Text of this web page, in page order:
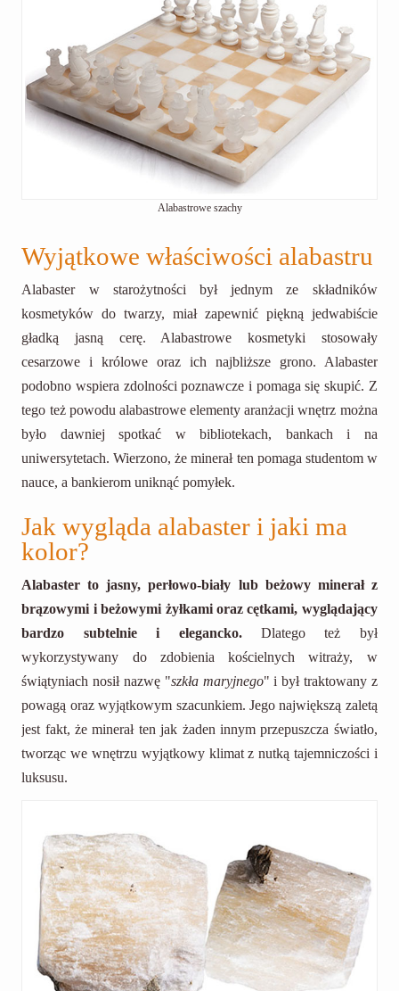
Alabastrowe szachy
Wyjątkowe właściwości alabastru
Alabaster w starożytności był jednym ze składników
kosmetyków do twarzy, miał zapewnić piękną jedwabiście
gładką jasną cerę. Alabastrowe kosmetyki stosowały
cesarzowe i królowe oraz ich najbliższe grono. Alabaster
podobno wspiera zdolności poznawcze i pomaga się skupić. Z
tego też powodu alabastrowe elementy aranżacji wnętrz można
było dawniej spotkać w bibliotekach, bankach i na
uniwersytetach. Wierzono, że minerał ten pomaga studentom w
nauce, a bankierom uniknąć pomyłek.
Jak wygląda alabaster i jaki ma
kolor?
Alabaster to jasny, perłowo-biały lub beżowy minerał z
brązowymi i beżowymi żyłkami oraz cętkami, wyglądający
bardzo subtelnie i elegancko. Dlatego też był
wykorzystywany do zdobienia kościelnych witraży, w
świątyniach nosił nazwę "szkła maryjnego" i był traktowany z
powagą oraz wyjątkowym szacunkiem. Jego największą zaletą
jest fakt, że minerał ten jak żaden innym przepuszcza światło,
tworząc we wnętrzu wyjątkowy klimat z nutką tajemniczości i
luksusu.